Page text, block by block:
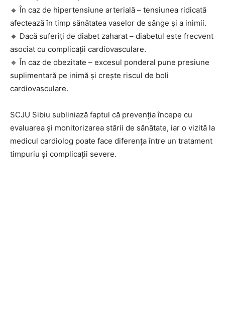
🔹 În caz de hipertensiune arterială – tensiunea ridicată
afectează în timp sănătatea vaselor de sânge și a inimii.
🔹 Dacă suferiți de diabet zaharat – diabetul este frecvent
asociat cu complicații cardiovasculare.
🔹 În caz de obezitate – excesul ponderal pune presiune
suplimentară pe inimă și crește riscul de boli
cardiovasculare.
SCJU Sibiu subliniază faptul că prevenția începe cu
evaluarea și monitorizarea stării de sănătate, iar o vizită la
medicul cardiolog poate face diferența între un tratament
timpuriu și complicații severe.